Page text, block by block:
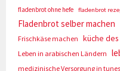
fladenbrot ohne hefe
fladenbrot
Fladenbrot selber machen
Frischkäse machen
küche
Leben in arabischen Ländern
medizinische Versorgung in